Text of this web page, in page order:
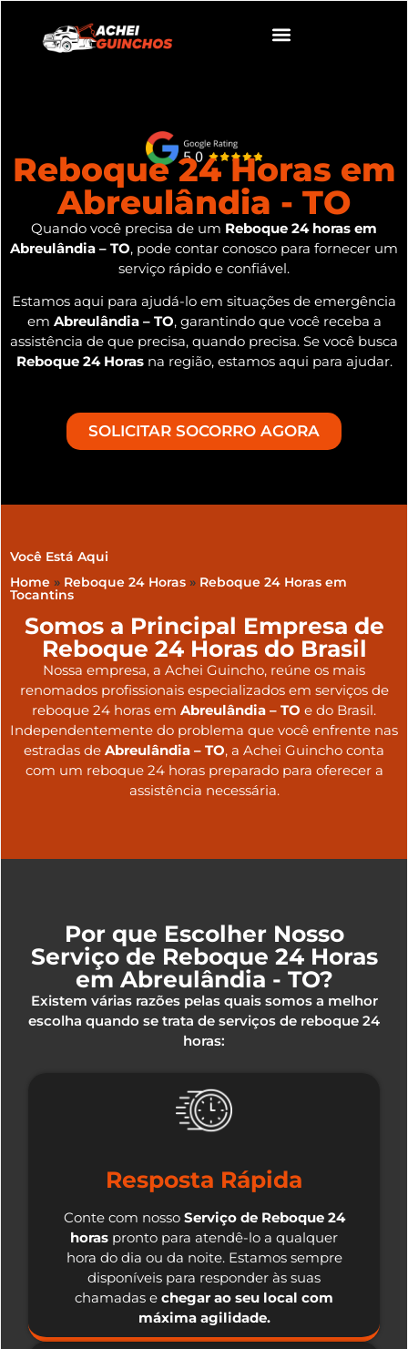
Reboque 24 Horas em
Abreulândia - TO
Quando você precisa de um Reboque 24 horas em
Abreulândia – TO, pode contar conosco para fornecer um
serviço rápido e confiável.
Estamos aqui para ajudá-lo em situações de emergência
em Abreulândia – TO, garantindo que você receba a
assistência de que precisa, quando precisa. Se você busca
Reboque 24 Horasna região, estamos aqui para ajudar.
SOLICITAR SOCORRO AGORA
Você Está Aqui
Home » Reboque 24 Horas » Reboque 24 Horas em
Tocantins
Somos a Principal Empresa de
Reboque 24 Horas do Brasil
Nossa empresa, a Achei Guincho, reúne os mais
renomados profissionais especializados em serviços de
reboque 24 horas em Abreulândia – TO e do Brasil.
Independentemente do problema que você enfrente nas
estradas de Abreulândia – TO, a Achei Guincho conta
com um reboque 24 horas preparado para oferecer a
assistência necessária.
Por que Escolher Nosso
Serviço de Reboque 24 Horas
em Abreulândia - TO?
Existem várias razões pelas quais somos a melhor
escolha quando se trata de serviços de reboque 24
horas:
Resposta Rápida
Conte com nosso Serviço de Reboque 24
horas pronto para atendê-lo a qualquer
hora do dia ou da noite. Estamos sempre
disponíveis para responder às suas
chamadas e chegar ao seu local com
máxima agilidade.